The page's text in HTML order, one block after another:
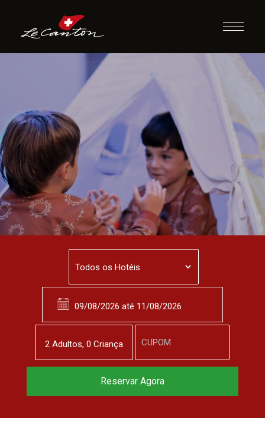
Festa do Pijama
2 Adultos, 0 Criança
Reservar Agora